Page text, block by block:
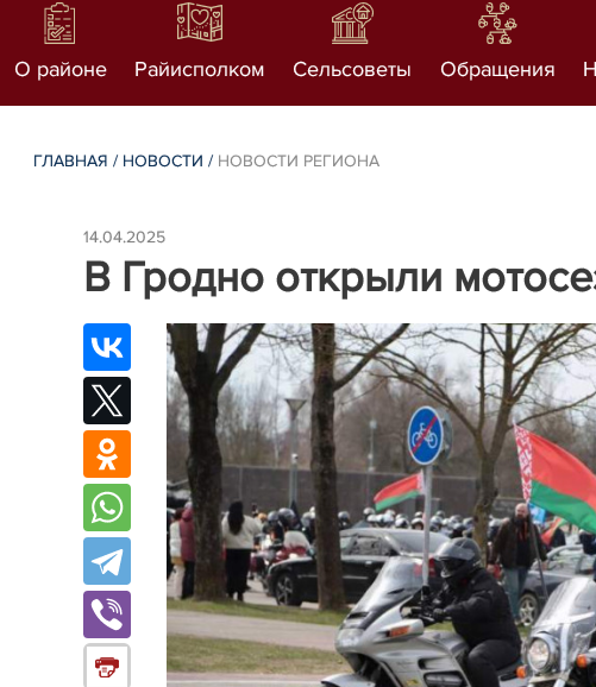
О районе Райисполком Сельсоветы Обращения
ГЛАВНАЯ / НОВОСТИ / НОВОСТИ РЕГИОНА
14.04.2025
В Гродно открыли